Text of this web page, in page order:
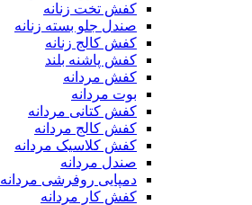
کفش تخت زنانه
صندل جلو بسته زنانه
کفش کالج زنانه
کفش پاشنه بلند
کفش مردانه
بوت مردانه
کفش کتانی مردانه
کفش کالج مردانه
کفش کلاسیک مردانه
صندل مردانه
دمپایی روفرشی مردانه
کفش کار مردانه